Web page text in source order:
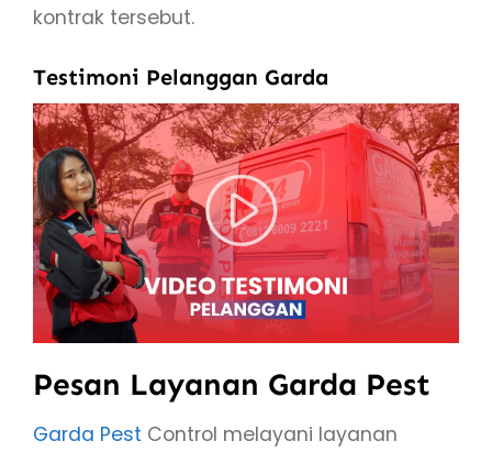
kontrak tersebut.
Testimoni Pelanggan Garda
Pesan Layanan Garda Pest
Garda Pest Control melayani layanan